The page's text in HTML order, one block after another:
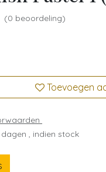
(0 beoordeling)
Toevoegen
dagen , indien stock